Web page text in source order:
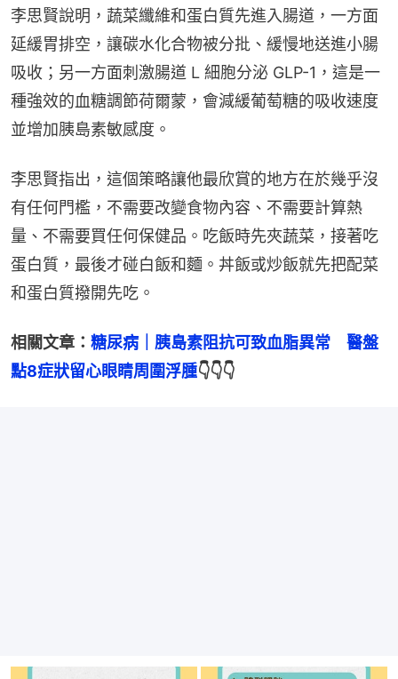
李思賢說明，蔬菜纖維和蛋白質先進入腸道，一方面
延緩胃排空，讓碳水化合物被分批、緩慢地送進小腸
吸收；另一方面刺激腸道 L 細胞分泌 GLP-1，這是一
種強效的血糖調節荷爾蒙，會減緩葡萄糖的吸收速度
並增加胰島素敏感度。
李思賢指出，這個策略讓他最欣賞的地方在於幾乎沒
有任何門檻，不需要改變食物內容、不需要計算熱
量、不需要買任何保健品。吃飯時先夾蔬菜，接著吃
蛋白質，最後才碰白飯和麵。丼飯或炒飯就先把配菜
和蛋白質撥開先吃。
相關文章： 糖尿病｜胰島素阻抗可致血脂異常　醫盤
點8症狀留心眼睛周圍浮腫👇👇👇